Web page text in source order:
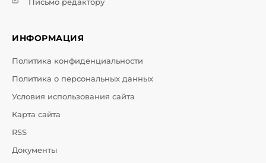
Письмо редактору
ИНФОРМАЦИЯ
Политика конфиденциальности
Политика о персональных данных
Условия использования сайта
Карта сайта
RSS
Документы